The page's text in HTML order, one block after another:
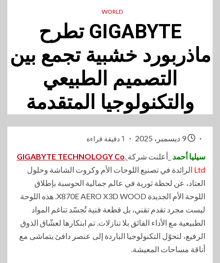
WORLD
GIGABYTE تطرح
ماذربورد خشبية تجمع بين
التصميم الطبيعي
والتكنولوجيا المتقدمة
1 دقيقة قراءة
سيليا أحمد _أعلنت شركة .
Ltd الرائدة في تصنيع اللوحات الأم وكروت الشاشة وحلول
العتاد، عن لحظة ثورية في عالم جمالية الحوسبة بإطلاق
اللوحة الأم الجديدة X870E AERO X3D WOOD. هذه اللوحة
ليست مجرد تقدم تقني، بل قطعة فنية تُجسّد تناغم المواد
الطبيعية مع الأداء الفائق بلا تنازلات. تم ابتكارها لعشّاق الذوق
الرفيع، لتحوّل التكنولوجيا الباردة إلى عنصر دافئ يتماشى مع
أناقة مساحات المعيشة.